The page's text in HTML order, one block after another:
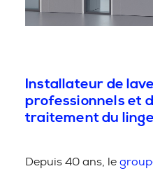
Installateur de
professionnels et
traitement du
Depuis 40 ans, le